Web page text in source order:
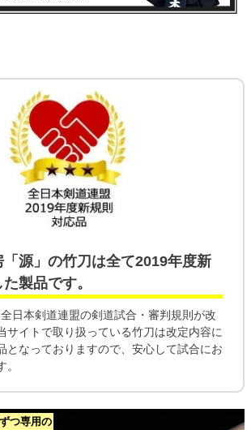
「源」の竹刀 は全て2019年度新
製品です。
日本剣道連盟の剣道試合・審判規則が改
サイトで取り扱っている竹刀は改定内容に
となっておりますので、安心して試合にお
つ専用の